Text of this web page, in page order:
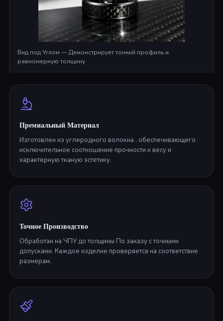
Вид под Углом — Демонстрирует тонкий профиль и
равномерную толщину
Премиальный Материал
Изготовлен из углеродного волокна , обеспечивающего
исключительное соотношение прочности к весу и
характерную тканую эстетику.
Точное Производство
Обработан на ЧПУ до толщины По заказу с точными
допусками. Каждое изделие проверяется на соответствие
размерам.